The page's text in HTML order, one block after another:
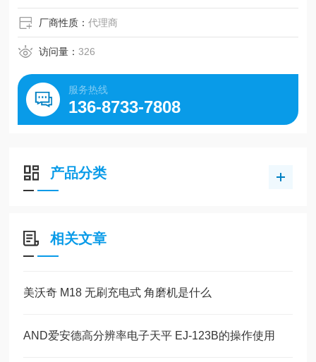
厂商性质：代理商
访问量：326
服务热线
136-8733-7808
产品分类
相关文章
美沃奇 M18 无刷充电式 角磨机是什么
AND爱安德高分辨率电子天平 EJ-123B的操作使用